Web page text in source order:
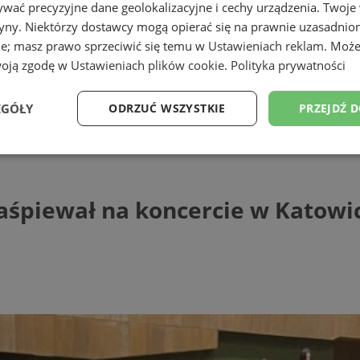
na koncercie w Katowicach!
na koncercie w
precyzyjne dane geolokalizacyjne i cechy urządzenia.
Niektórzy dostawcy mogą opierać się na prawnie
masz prawo sprzeciwić się temu w Ustawieniach reklam.
zgodę w Ustawieniach plików cookie. Polityka prywatności
PRZEJDŹ
ODRZUĆ WSZYSTKIE
Wydajność Targetowanie Funkcjonalność
niezbędnych plików cookie nie można prawidłowo korzystać ze strony
przechowywania